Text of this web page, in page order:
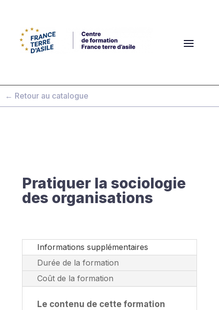
← Retour au catalogue
Pratiquer la sociologie
des organisations
Informations supplémentaires
Durée de la formation
Coût de la formation
Le contenu de cette formation